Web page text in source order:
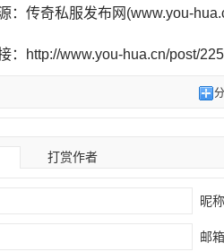
：传奇私服发布网(www.you-
：http://www.you-hua.cn/post/
打赏作者
昵
邮箱